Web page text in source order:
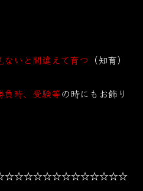
ないと間違えて育つ （知育）
負時、受験等の時にもお飾り